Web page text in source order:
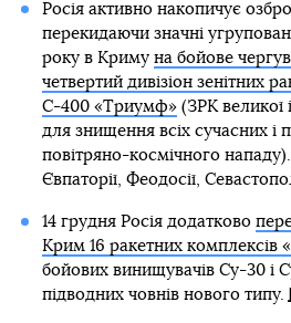
Росія активно накопичує
перекидаючи значні
року в Криму на бойове
четвертий дивізіон зенітних
С-400 «Триумф»(ЗРК великої
для знищення всіх сучасних і
повітряно-космічного
Євпаторії, Феодосії,
14 грудня Росія додатково
Крим 16 ракетних комплексів
бойових винищувачів Су-30 і
підводних човнів нового типу.